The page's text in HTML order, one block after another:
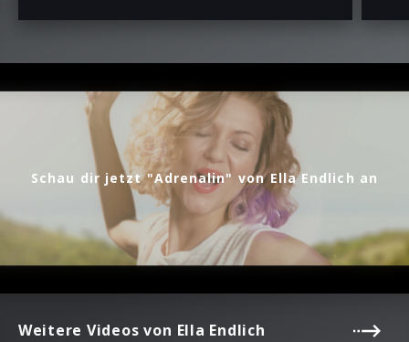
Schau dir jetzt "Adrenalin" von Ella Endlich an
Weitere Videos von Ella Endlich